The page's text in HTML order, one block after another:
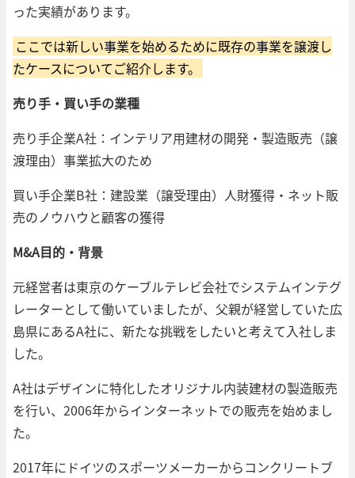
った実績があります。
ここでは新しい事業を始めるために既存の事業を譲渡し
たケースについてご紹介します。
売り手・買い手の業種
売り手企業A社：インテリア用建材の開発・製造販売（譲
渡理由）事業拡大のため
買い手企業B社：建設業（譲受理由）人財獲得・ネット販
売のノウハウと顧客の獲得
M&A目的・背景
元経営者は東京のケーブルテレビ会社でシステムインテグ
レーターとして働いていましたが、父親が経営していた広
島県にあるA社に、新たな挑戦をしたいと考えて入社しま
した。
A社はデザインに特化したオリジナル内装建材の製造販売
を行い、2006年からインターネットでの販売を始めまし
た。
2017年にドイツのスポーツメーカーからコンクリートブ